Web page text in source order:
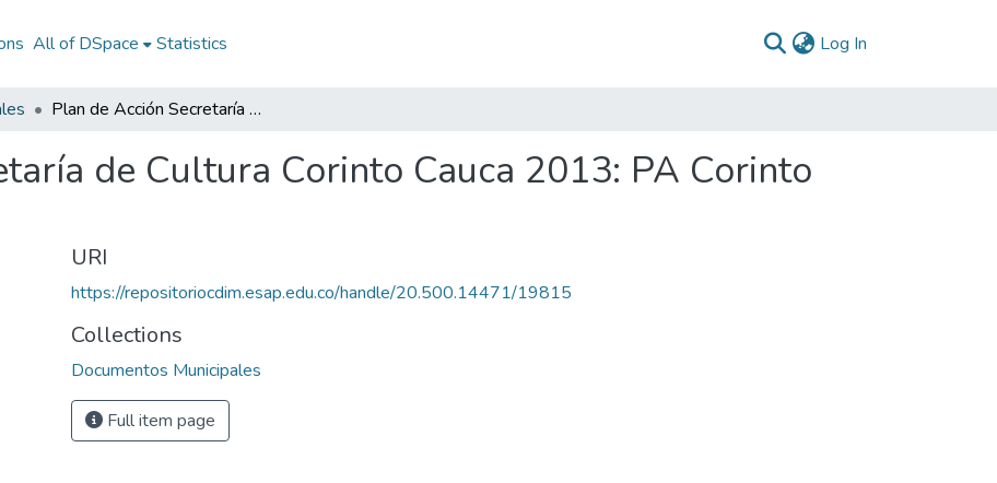
All of DSpace Statistics Log In
Plan de Acción Secretaría de Cultura Corinto Cauca 2013: PA Corinto Cauca 2013
de Cultura Corinto Cauca 2013: PA Corinto
URI
https://repositoriocdim.esap.edu.co/handle/20.500.14471/19815
Collections
Documentos Municipales
Full item page